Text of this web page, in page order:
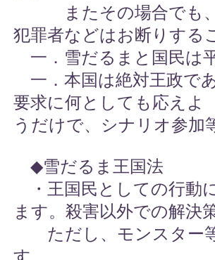
またその場合でも、
犯罪者などはお断りする
一．雪だるまと国民は
一．本国は絶対王政で
要求に何としても応えよ
うだけで、シナリオ参加
◆雪だるま王国法
・王国民としての行動
ます。殺害以外での解決
ただし、モンスター等